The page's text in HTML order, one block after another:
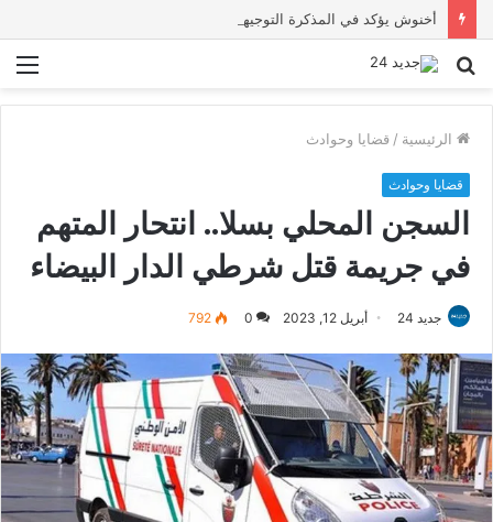
بحث
الرئيسية / قضايا وحوادث
قضايا وحوادث
السجن المحلي بسلا.. انتحار المتهم
في جريمة قتل شرطي الدار البيضاء
جديد 24 أبريل 12, 2023 0
792